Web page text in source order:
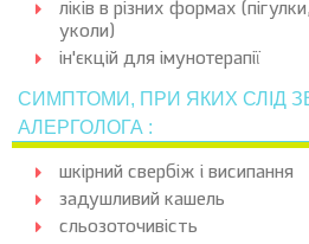
ліків в різних формах
уколи)
ін'єкцій для імунотерапії
СИМПТОМИ, ПРИ ЯКИХ СЛІД
АЛЕРГОЛОГА :
шкірний свербіж і висипання
задушливий кашель
сльозоточивість